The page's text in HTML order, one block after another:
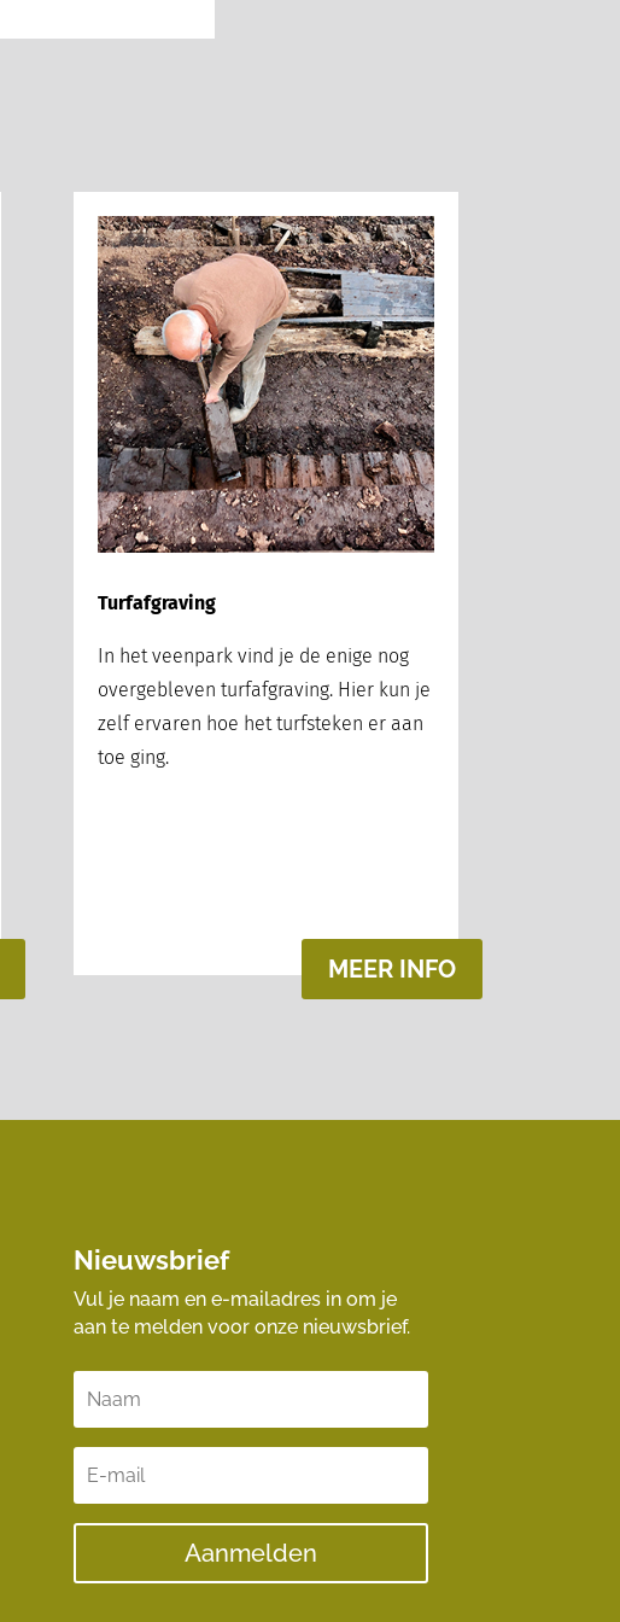
Turfafgraving
In het veenpark vind je de enige nog
overgebleven turfafgraving. Hier kun je
zelf ervaren hoe het turfsteken er aan
toe ging.
MEER INFO
Nieuwsbrief
Vul je naam en e-mailadres in om je
aan te melden voor onze nieuwsbrief.
Aanmelden